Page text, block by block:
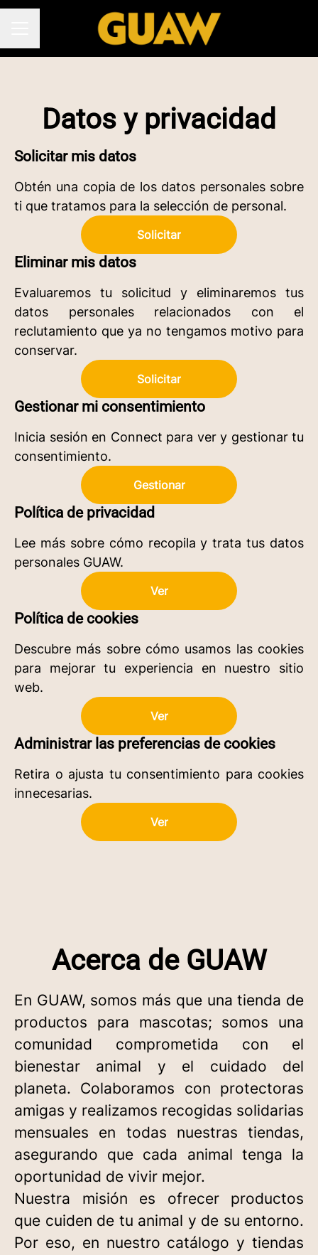
MENÚ DE EMPLEO
Datos y privacidad
Solicitar mis datos
Obtén una copia de los datos personales sobre
ti que tratamos para la selección de personal.
Solicitar
Eliminar mis datos
Evaluaremos tu solicitud y eliminaremos tus
datos personales relacionados con el
reclutamiento que ya no tengamos motivo para
conservar.
Solicitar
Gestionar mi consentimiento
Inicia sesión en Connect para ver y gestionar tu
consentimiento.
Gestionar
Política de privacidad
Lee más sobre cómo recopila y trata tus datos
personales GUAW.
Ver
Política de cookies
Descubre más sobre cómo usamos las cookies
para mejorar tu experiencia en nuestro sitio
web.
Ver
Administrar las preferencias de cookies
Retira o ajusta tu consentimiento para cookies
innecesarias.
Ver
Acerca de GUAW
En GUAW, somos más que una tienda de
productos para mascotas; somos una
comunidad comprometida con el
bienestar animal y el cuidado del
planeta. Colaboramos con protectoras
amigas y realizamos recogidas solidarias
mensuales en todas nuestras tiendas,
asegurando que cada animal tenga la
oportunidad de vivir mejor.
Nuestra misión es ofrecer productos
que cuiden de tu animal y de su entorno.
Por eso, en nuestro catálogo y tiendas